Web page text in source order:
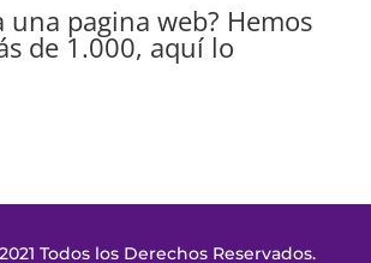
una pagina web? Hemos
de 1.000, aquí lo
Todos los Derechos Reservados.